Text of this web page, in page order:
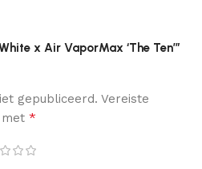
x Air VaporMax ‘The Ten’”
gepubliceerd. Vereiste
*